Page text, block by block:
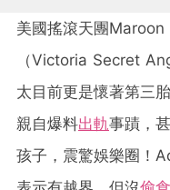
美國搖滾天團
（Victoria Secret
太目前更是懷著第三
親自爆料出軌事蹟，
孩子，震驚娛樂圈！